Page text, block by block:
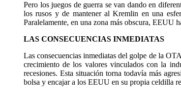
Pero los juegos de guerra se van dando en
los rusos y de mantener al Kremlin en una
Paralelamente, en una zona más obscura, EEUU
LAS CONSECUENCIAS INMEDIATAS
Las consecuencias inmediatas del golpe de la
crecimiento de los valores vinculados con la
recesiones. Esta situación torna todavía más
bolsa y encajar a los EEUU en su propia celdilla